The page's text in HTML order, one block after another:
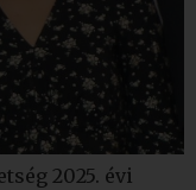
2025. évi